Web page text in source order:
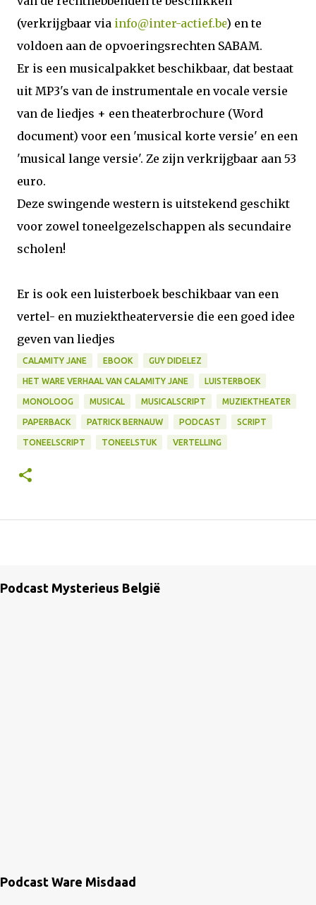
(verkrijgbaar via info@inter-actief.be) en te
voldoen aan de opvoeringsrechten SABAM.
Er is een musicalpakket beschikbaar, dat bestaat
uit MP3's van de instrumentale en vocale versie
van de liedjes + een theaterbrochure (Word
document) voor een 'musical korte versie' en een
'musical lange versie'. Ze zijn verkrijgbaar aan 53
euro.
Deze swingende western is uitstekend geschikt
voor zowel toneelgezelschappen als secundaire
scholen!
Er is ook een luisterboek beschikbaar van een
vertel- en muziektheaterversie die een goed idee
geven van liedjes
CALAMITY JANE EBOOK GUY DIDELEZ
HET WARE VERHAAL VAN CALAMITY JANE LUISTERBOEK
MONOLOOG MUSICAL MUSICALSCRIPT MUZIEKTHEATER
PAPERBACK PATRICK BERNAUW PODCAST SCRIPT
TONEELSCRIPT TONEELSTUK VERTELLING
Podcast Mysterieus België
Podcast Ware Misdaad